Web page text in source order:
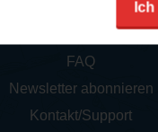
So funktioniert‘s
FAQ
Newsletter abonnieren
Kontakt/Support